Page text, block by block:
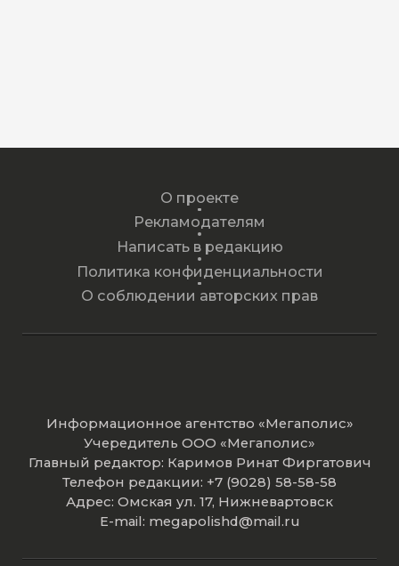
представляют фильм-оперу в
совершенно ином масштабе.
Очаровательные улочки, площади и
старинная архитектура коммуны
Образцова и Ренато Брузон
великолепно воплощают перед
камерой эту яркую драму из сельской
жизни. В полном соответствии с
О проекте
Рекламодателям
Написать в редакцию
Политика конфиденциальности
О соблюдении авторских прав
Информационное агентство «Мегаполис»
Учередитель ООО «Мегаполис»
Главный редактор: Каримов Ринат Фиргатович
Телефон редакции: +7 (9028) 58-58-58
Адрес: Омская ул. 17, Нижневартовск
E-mail: megapolishd@mail.ru